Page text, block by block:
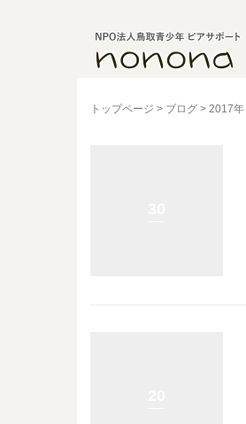
トップページ > ブログ > 2017年